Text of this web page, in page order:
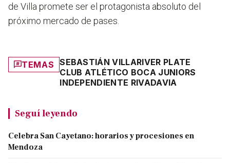
de Villa promete ser el protagonista absoluto del
próximo mercado de pases.
TEMAS SEBASTIÁN VILLARIVER PLATE
CLUB ATLÉTICO BOCA JUNIORS
INDEPENDIENTE RIVADAVIA
Seguí leyendo
Celebra San Cayetano: horarios y procesiones en
Mendoza